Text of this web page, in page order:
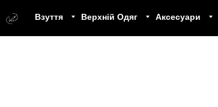
Взуття Верхній Одяг Аксесуари